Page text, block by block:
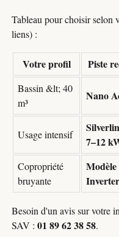
Tableau pour choisir selon
liens) :
Votre profil Piste
Bassin &lt; 40
m³
Nano
Usage intensif
7–12
Copropriété
bruyante
Besoin d'un avis sur votre
SAV :01 89 62 38 58.